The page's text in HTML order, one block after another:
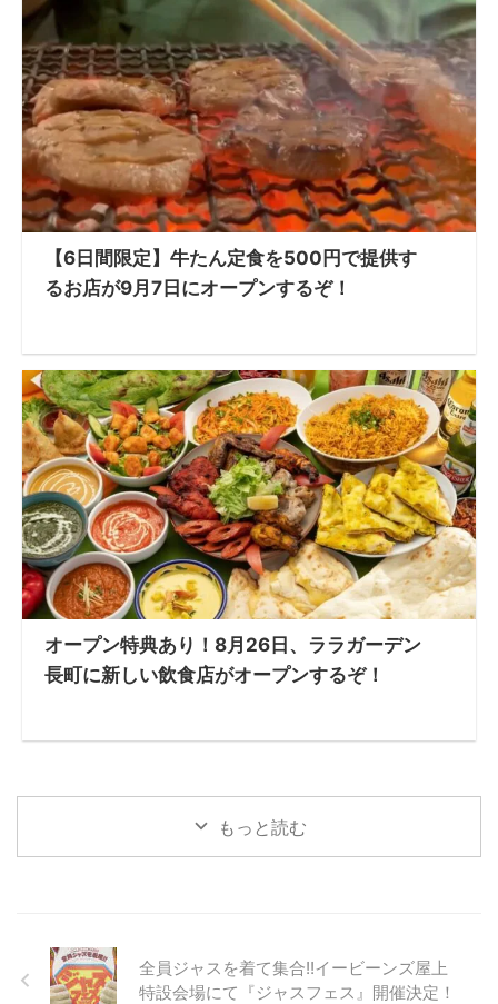
【6日間限定】牛たん定食を500円で提供す
るお店が9月7日にオープンするぞ！
オープン特典あり！8月26日、ララガーデン
長町に新しい飲食店がオープンするぞ！
もっと読む
全員ジャスを着て集合!!イービーンズ屋上
特設会場にて『ジャスフェス』開催決定！